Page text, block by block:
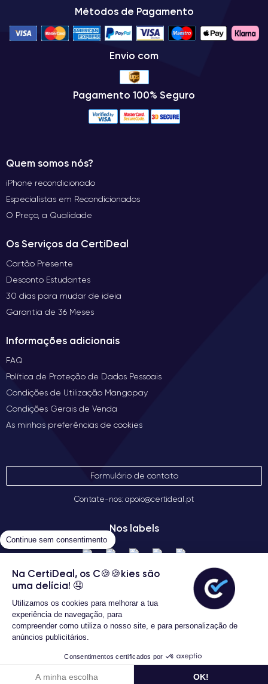
Configurar
Métodos de Pagamento
Envio com
Pagamento 100% Seguro
Quem somos nós?
iPhone recondicionado
Especialistas em Recondicionados
O Preço, a Qualidade
Os Serviços da CertiDeal
Cartão Presente
Desconto Estudantes
30 dias para mudar de ideia
Garantia de 36 Meses
Informações adicionais
FAQ
Política de Proteção de Dados Pessoais
Condições de Utilização Mangopay
Condições Gerais de Venda
As minhas preferências de cookies
Formulário de contato
Contate-nos: apoio@certideal.pt
Nos labels
Reservados
Continue sem consentimento
Na CertiDeal, os C🍪🍪kies são
uma delícia! 🤤
Utilizamos os cookies para melhorar a tua
experiência de navegação, para
compreender como utiliza o nosso site, e para personalização de
anúncios publicitários.
Consentimentos certificados por
A minha escolha OK!